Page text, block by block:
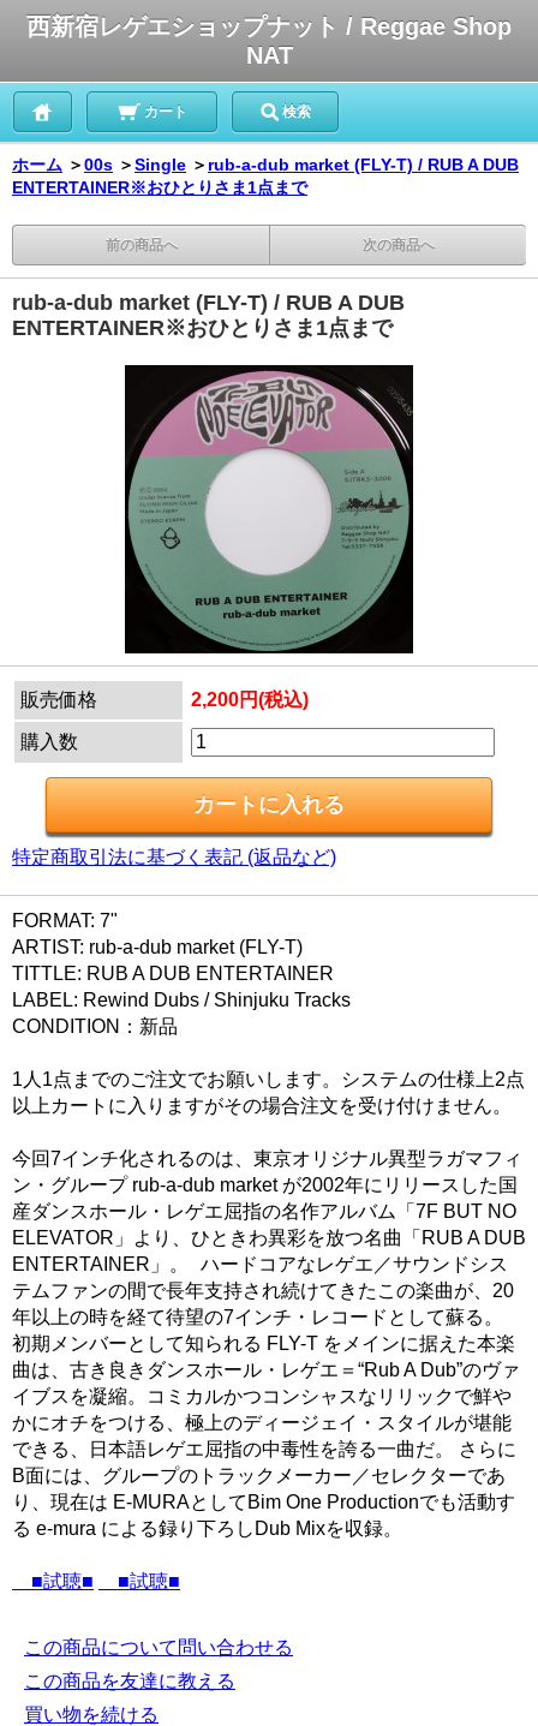
西新宿レゲエショップナット / Reggae Shop
NAT
カート 検索
ホーム ＞00s ＞Single ＞ rub-a-dub market (FLY-T) / RUB A DUB
ENTERTAINER※おひとりさま1点まで
前の商品へ 次の商品へ
rub-a-dub market (FLY-T) / RUB A DUB
ENTERTAINER※おひとりさま1点まで
販売価格 2,200円(税込)
購入数
特定商取引法に基づく表記 (返品など)
FORMAT: 7"
ARTIST: rub-a-dub market (FLY-T)
TITTLE: RUB A DUB ENTERTAINER
LABEL: Rewind Dubs / Shinjuku Tracks
CONDITION：新品
1人1点までのご注文でお願いします。システムの仕様上2点
以上カートに入りますがその場合注文を受け付けません。
今回7インチ化されるのは、東京オリジナル異型ラガマフィ
ン・グループ rub-a-dub market が2002年にリリースした国
産ダンスホール・レゲエ屈指の名作アルバム「7F BUT NO
ELEVATOR」より、ひときわ異彩を放つ名曲「RUB A DUB
ENTERTAINER」。 ハードコアなレゲエ／サウンドシス
テムファンの間で長年支持され続けてきたこの楽曲が、20
年以上の時を経て待望の7インチ・レコードとして蘇る。
初期メンバーとして知られる FLY-T をメインに据えた本楽
曲は、古き良きダンスホール・レゲエ＝“Rub A Dub”のヴァ
イブスを凝縮。コミカルかつコンシャスなリリックで鮮や
かにオチをつける、極上のディージェイ・スタイルが堪能
できる、日本語レゲエ屈指の中毒性を誇る一曲だ。 さらに
B面には、グループのトラックメーカー／セレクターであ
り、現在は E-MURAとしてBim One Productionでも活動す
る e-mura による録り下ろしDub Mixを収録。
■試聴■ ■試聴■
この商品について問い合わせる
この商品を友達に教える
買い物を続ける